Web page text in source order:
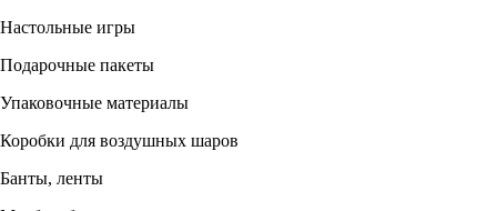
Настольные игры
Подарочные пакеты
Упаковочные материалы
Коробки для воздушных шаров
Банты, ленты